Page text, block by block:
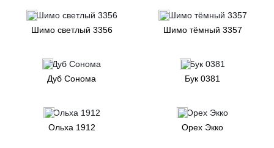
Шимо светлый 3356 Шимо тёмный 3357
Дуб Сонома Бук 0381
Ольха 1912 Орех Экко